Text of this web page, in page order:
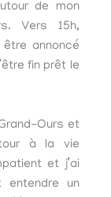
de mon
Vers 15h,
annoncé
fin prêt le
Ours et
à la vie
et j’ai
entendre un